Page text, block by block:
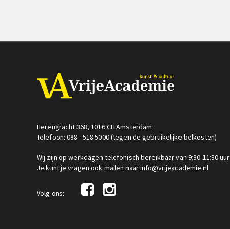
Herengracht 368, 1016 CH Amsterdam
Telefoon: 088 - 518 5000 (tegen de gebruikelijke belkosten)
Wij zijn op werkdagen telefonisch bereikbaar van 9:30-11:30 uur
Je kunt je vragen ook mailen naar info@vrijeacademie.nl
Volg ons: